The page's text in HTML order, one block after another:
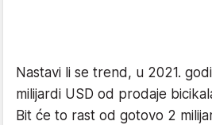
Nastavi li se trend, u 2021.
milijardi USD od prodaje
Bit će to rast od gotovo 2